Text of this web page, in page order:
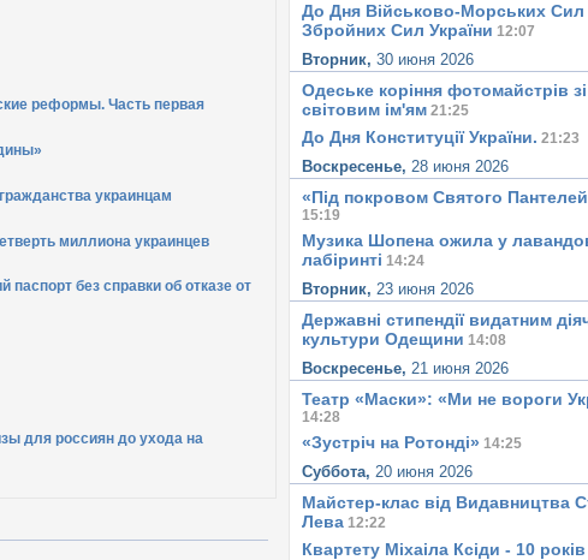
реформы. Часть первая
украинцам
миллиона украинцев
без справки об отказе от
для россиян до ухода на
До Дня Військово-Морських Сил
Збройних Сил України 12:07
Вторник, 30 июня 2026
Одеське корiння фотомайстрiв зі
світовим iм'ям 21:25
До Дня Конституцiї України. 21:23
Воскресенье, 28 июня 2026
«Під покровом Святого
15:19
Музика Шопена ожила у
лабіринтi 14:24
Вторник, 23 июня 2026
Державні стипендії видатним
культури Одещини 14:08
Воскресенье, 21 июня 2026
Театр «Маски»: «Ми не вороги
14:28
«Зустріч на Ротонді» 14:25
Суббота, 20 июня 2026
Майстер-клас від Видавництва
Лева 12:22
Квартету Міхаіла Ксіди - 10 років